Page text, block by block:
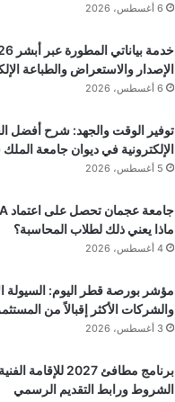
6 أغسطس، 2026
الإصدار والاستعراض والطباعة
6 أغسطس، 2026
توفير الوقت والجهد: شرح أفضل
الإلكترونية في ديوان جامعة الملك
5 أغسطس، 2026
ماذا يعني ذلك لطلاب المحاسبة؟
4 أغسطس، 2026
مؤشر بورصة قطر اليوم: السيولة
والشركات الأكثر إقبالاً من
3 أغسطس، 2026
برنامج مطافئ 2027
الشروط ورابط التقديم الرسمي